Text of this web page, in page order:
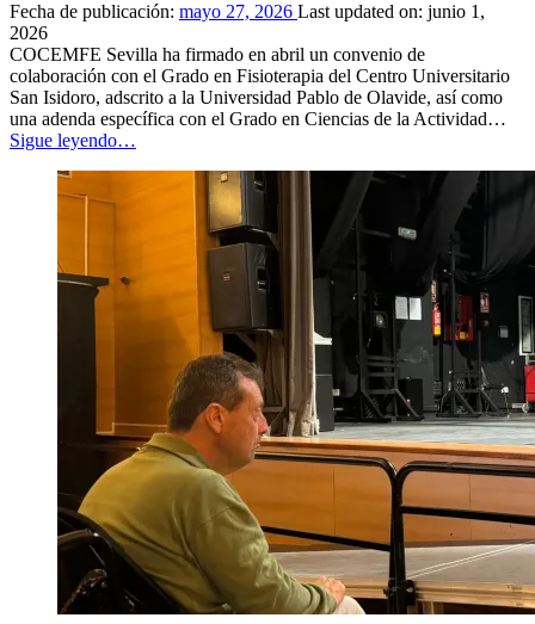
Fecha de publicación: mayo 27, 2026 Last updated on: junio 1,
2026
COCEMFE Sevilla ha firmado en abril un convenio de
colaboración con el Grado en Fisioterapia del Centro Universitario
San Isidoro, adscrito a la Universidad Pablo de Olavide, así como
una adenda específica con el Grado en Ciencias de la Actividad…
Sigue leyendo“
con
Universitario
para
impulsar
prácticas
voluntariado
en
actividades
deportivasEl
acuerdo
con
…